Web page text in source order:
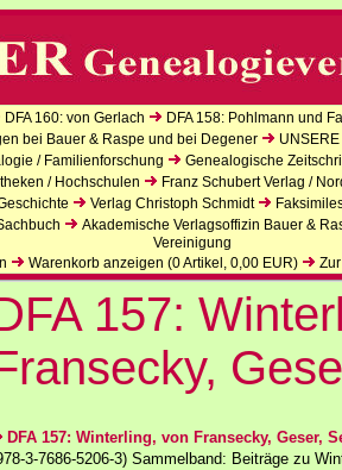
DFA 160: von Gerlach DFA 158: Pohlmann und
bei Bauer & Raspe und bei Degener
/ Familienforschung Genealogische
/ Hochschulen Franz Schubert Verlag /
Verlag Christoph Schmidt
Akademische Verlagsoffizin Bauer &
Vereinigung
Warenkorb anzeigen (0Artikel, 0,00 EUR)
157:
DFA 157: Winterling, von Fransecky, Geser,
3-7686-5206-3) Sammelband: Beiträge zu